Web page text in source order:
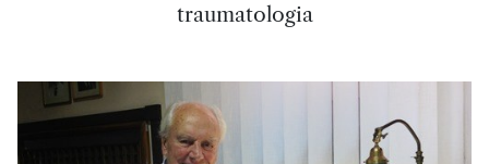
traumatologia